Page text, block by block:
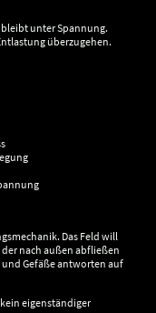
unter Spannung.
überzugehen.
Das Feld will
der nach außen abfließen
Gefäße antworten auf
eigenständiger